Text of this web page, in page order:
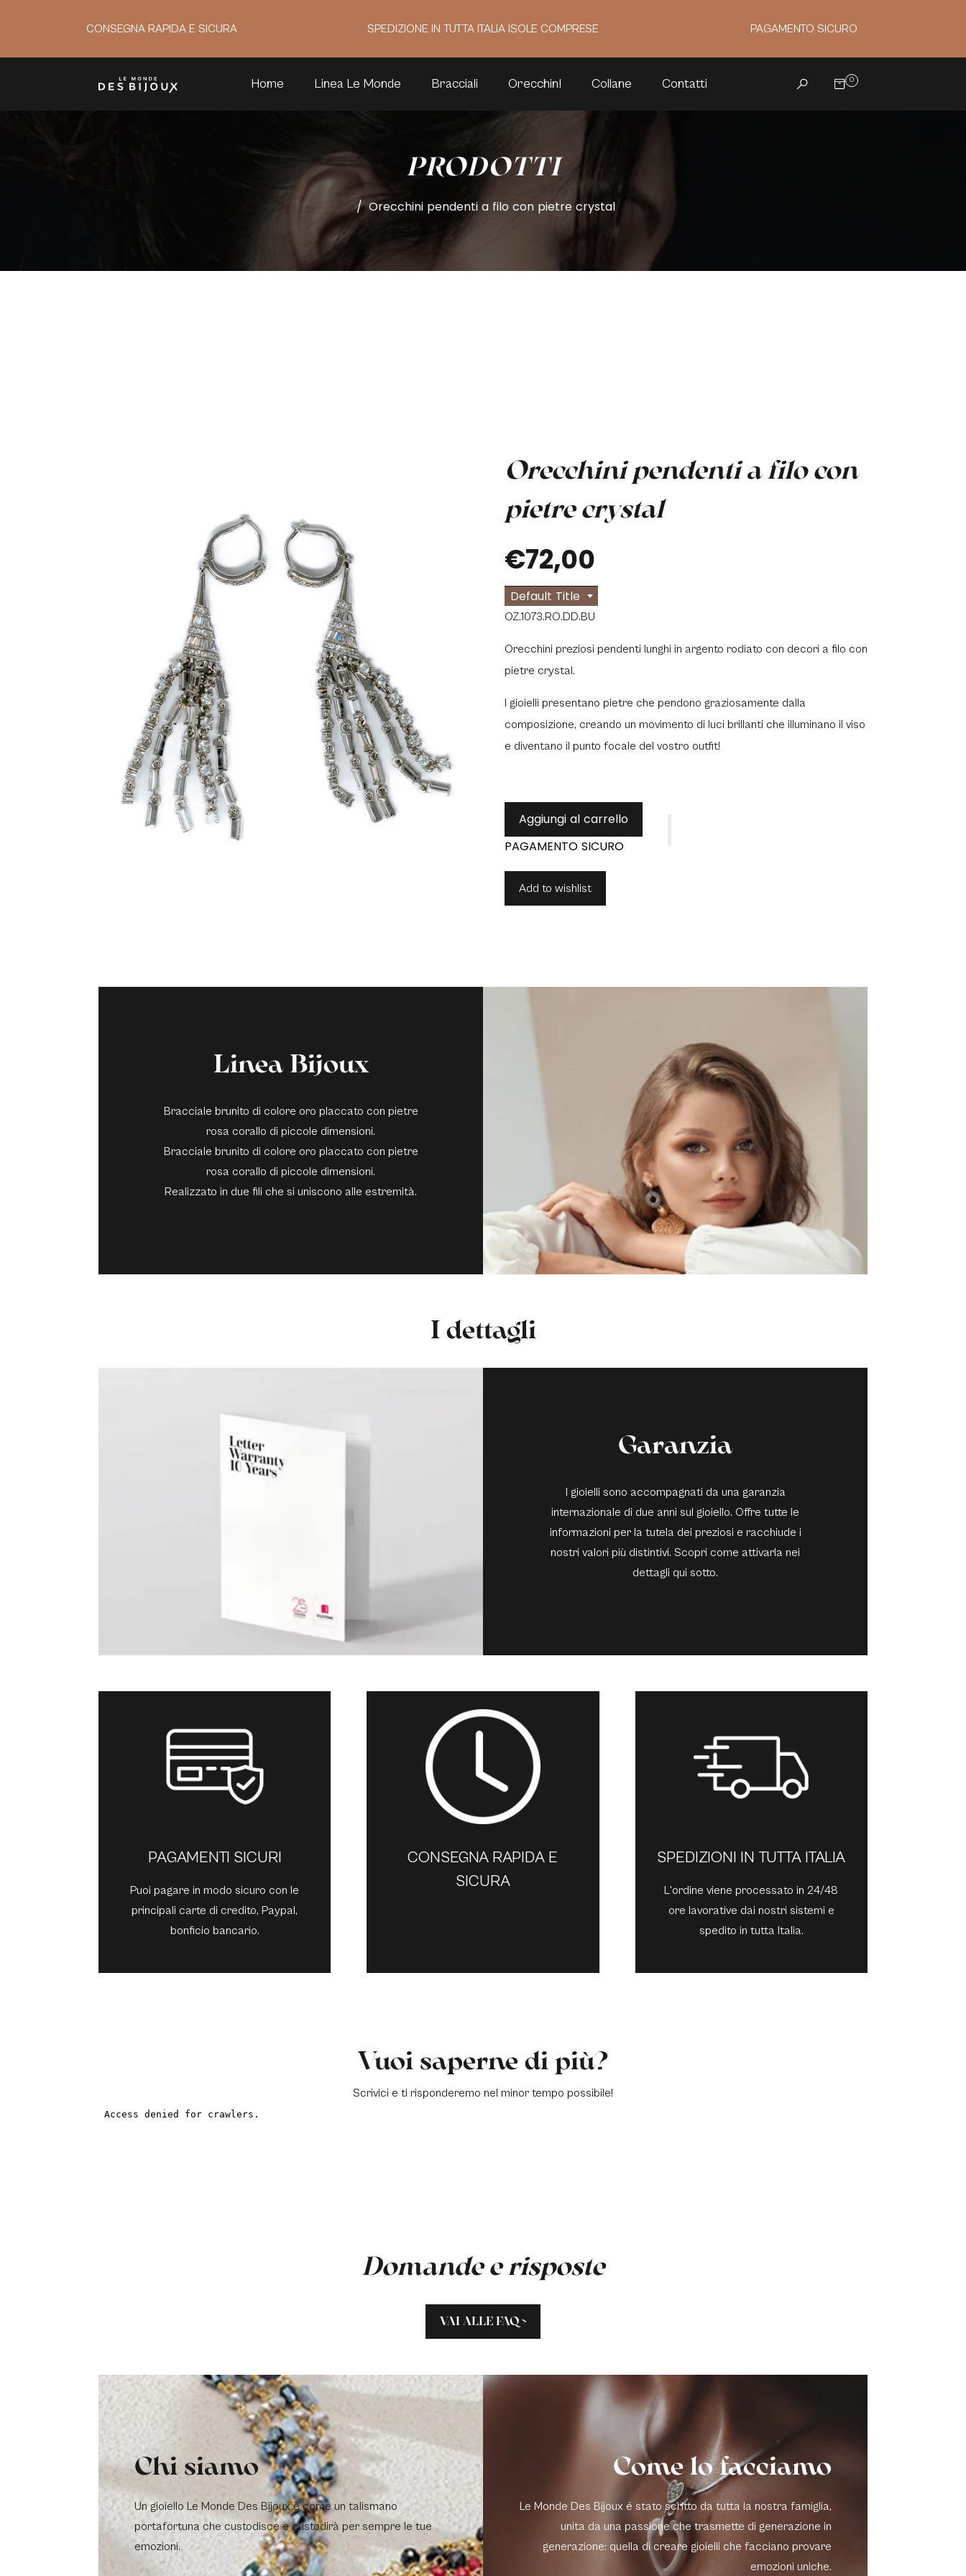
CONSEGNA RAPIDA E SICURA SPEDIZIONE IN TUTTA ITALIA ISOLE COMPRESE PAGAMENTO SICURO
Home Linea Le Monde Bracciali OrecchinI Collane Contatti 0
PRODOTTI
/ Orecchini pendenti a filo con pietre crystal
Orecchini pendenti a filo con
pietre crystal
€72,00
Default Title
OZ.1073.RO.DD.BU
Orecchini preziosi pendenti lunghi in argento rodiato con decori a filo con
pietre crystal.
I gioielli presentano pietre che pendono graziosamente dalla
composizione, creando un movimento di luci brillanti che illuminano il viso
e diventano il punto focale del vostro outfit!
Aggiungi al carrello
Add to wishlist
Linea Bijoux
Bracciale brunito di colore oro placcato con pietre
rosa corallo di piccole dimensioni.
Bracciale brunito di colore oro placcato con pietre
rosa corallo di piccole dimensioni.
Realizzato in due fili che si uniscono alle estremità.
I dettagli
Garanzia
I gioielli sono accompagnati da una garanzia
internazionale di due anni sul gioiello. Offre tutte le
informazioni per la tutela dei preziosi e racchiude i
nostri valori più distintivi. Scopri come attivarla nei
dettagli qui sotto.
PAGAMENTI SICURI
Puoi pagare in modo sicuro con le
principali carte di credito, Paypal,
bonficio bancario.
CONSEGNA RAPIDA E
SICURA
SPEDIZIONI IN TUTTA ITALIA
L'ordine viene processato in 24/48
ore lavorative dai nostri sistemi e
spedito in tutta Italia.
Vuoi saperne di più?
Scrivici e ti risponderemo nel minor tempo possibile!
Domande e risposte
VAI ALLE FAQ >
Chi siamo
Un gioiello Le Monde Des Bijoux è come un talismano
portafortuna che custodisce e custodirà per sempre le tue
emozioni.
Come lo facciamo
Le Monde Des Bijoux é stato scritto da tutta la nostra famiglia,
unita da una passione che trasmette di generazione in
generazione: quella di creare gioielli che facciano provare
emozioni uniche.